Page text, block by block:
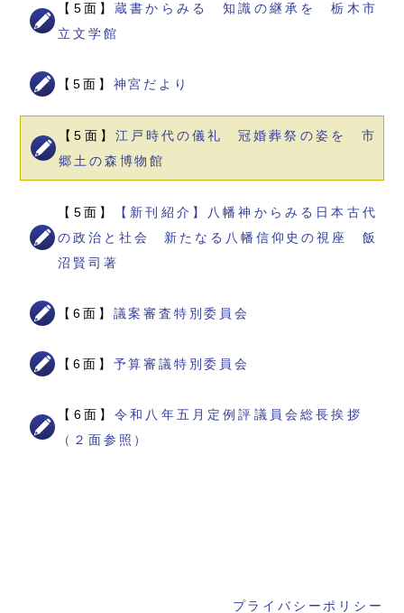
【5面】蔵書からみる 知識の継承を 栃木市
立文学館
【5面】 神宮だより
【5面】 江戸時代の儀礼 冠婚葬祭の姿を 市
郷土の森博物館
【5面】
【新刊紹介】八幡神からみる日本古代
の政治と社会 新たなる八幡信仰史の視座 飯
沼賢司著
【6面】 議案審査特別委員会
【6面】 予算審議特別委員会
【6面】令和八年五月定例評議員会総長挨拶
（２面参照）
プライバシーポリシー